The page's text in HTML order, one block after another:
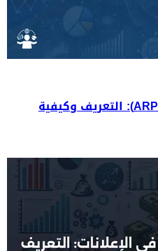
متوسط الإيراد لكل وحدة (ARPU): التعريف وكيفية